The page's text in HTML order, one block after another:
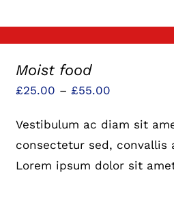
Moist food
£25.00 –£55.00
bis
£55.00
Vestibulum ac diam sit
consectetur sed, convallis
Lorem ipsum dolor sit